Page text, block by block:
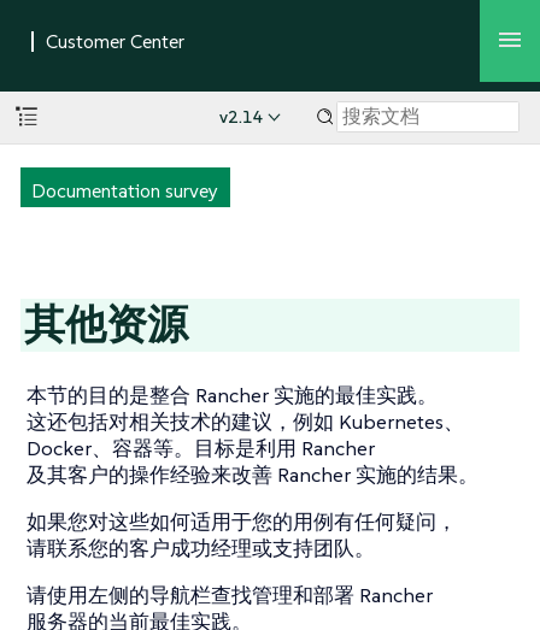
v2.14
Documentation survey
其他资源
本节的目的是整合 Rancher 实施的最佳实践。
这还包括对相关技术的建议，例如 Kubernetes、
Docker、容器等。目标是利用 Rancher
及其客户的操作经验来改善 Rancher 实施的结果。
如果您对这些如何适用于您的用例有任何疑问，
请联系您的客户成功经理或支持团队。
请使用左侧的导航栏查找管理和部署 Rancher
服务器的当前最佳实践。